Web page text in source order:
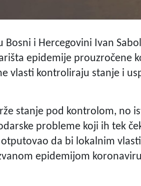
Bosni i Hercegovini Ivan
epidemije prouzročene
vlasti kontroliraju stanje i
stanje pod kontrolom, no
probleme koji ih tek
da bi lokalnim
epidemijom